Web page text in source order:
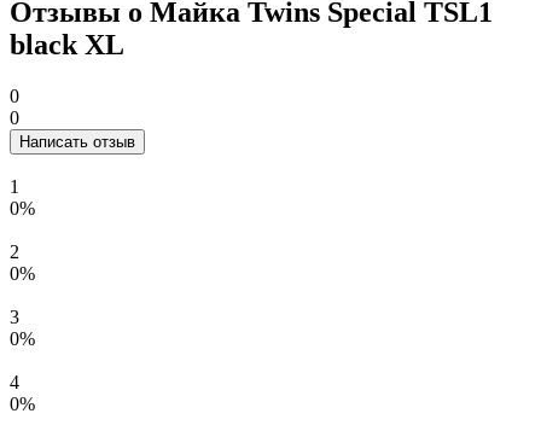
Отзывы о Майка Twins Special TSL1
black XL
0
0
Написать отзыв
1
0%
2
0%
3
0%
4
0%